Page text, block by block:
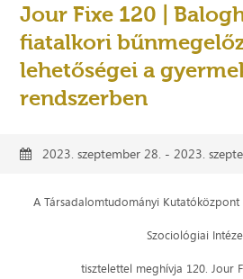
Jour Fixe 120 |
fiatalkori
lehetőségei a
rendszerben
2023. szeptember 28. - 2023.
A Társadalomtudományi Kutatóközpont
Szociológiai
tisztelettel meghívja 120. Jour